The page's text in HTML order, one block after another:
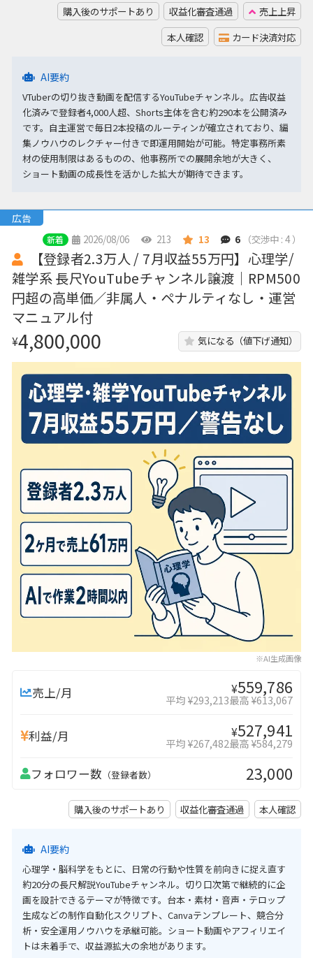
購入後のサポートあり 収益化審査通過
売上上昇
本人確認
カード決済対応
AI要約
VTuberの切り抜き動画を配信するYouTubeチャンネル。広告収益
化済みで登録者4,000人超、Shorts主体を含む約290本を公開済み
です。自主運営で毎日2本投稿のルーティンが確立されており、編
集ノウハウのレクチャー付きで即運用開始が可能。特定事務所素
材の使用制限はあるものの、他事務所での展開余地が大きく、
ショート動画の成長性を活かした拡大が期待できます。
広告
新着 2026/08/06 213 13 6 （交渉中 : 4 ）
※AI生成画像
【登録者2.3万人 / 7月収益55万円】心理学/
雑学系 長尺YouTubeチャンネル譲渡｜RPM500
円超の高単価／非属人・ペナルティなし・運営
マニュアル付
¥4,800,000 気になる（値下げ通知）
売上/月 ¥559,786
平均 ¥293,213最高 ¥613,067
利益/月 ¥527,941
平均 ¥267,482最高 ¥584,279
フォロワー数 （登録者数） 23,000
購入後のサポートあり 収益化審査通過 本人確認
AI要約
心理学・脳科学をもとに、日常の行動や性質を前向きに捉え直す
約20分の長尺解説YouTubeチャンネル。切り口次第で継続的に企
画を設計できるテーマが特徴です。台本・素材・音声・テロップ
生成などの制作自動化スクリプト、Canvaテンプレート、競合分
析・安全運用ノウハウを承継可能。ショート動画やアフィリエイ
トは未着手で、収益源拡大の余地があります。